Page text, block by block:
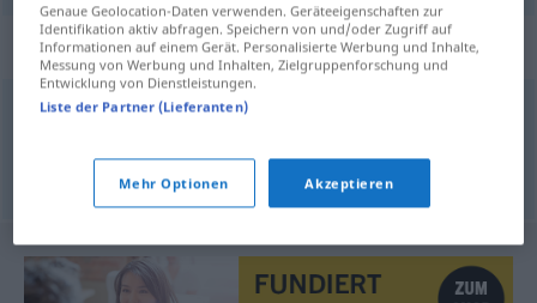
Synonyme für "feler"
Genaue Geolocation-Daten verwenden. Geräteeigenschaften zur
Identifikation aktiv abfragen. Speichern von und/oder Zugriff auf
Informationen auf einem Gerät. Personalisierte Werbung und Inhalte,
Messung von Werbung und Inhalten, Zielgruppenforschung und
Entwicklung von Dienstleistungen.
Liste der Partner (Lieferanten)
Mehr Optionen Akzeptieren